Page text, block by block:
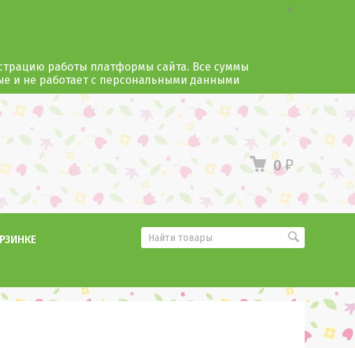
работы платформы сайта. Все суммы
и не работает с персональными данными
0₽